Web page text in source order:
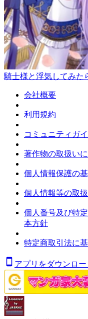
騎士様と浮気してみた
会社概要
利用規約
コミュニティガ
著作物の取扱い
個人情報保護の
個人情報等の取
個人番号及び特
本方針
特定商取引法に
アプリをダウンロー